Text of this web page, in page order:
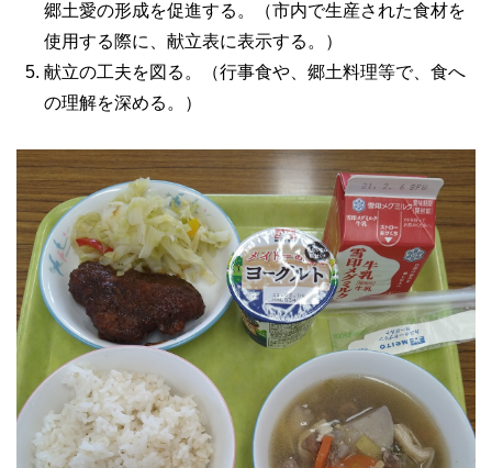
郷土愛の形成を促進する。（市内で生産された食材を
使用する際に、献立表に表示する。）
献立の工夫を図る。（行事食や、郷土料理等で、食へ
の理解を深める。）